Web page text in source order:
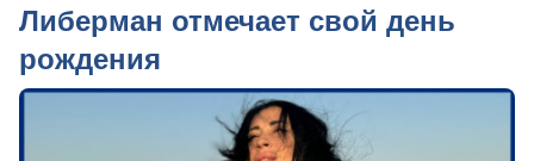
Либерман отмечает свой день
рождения